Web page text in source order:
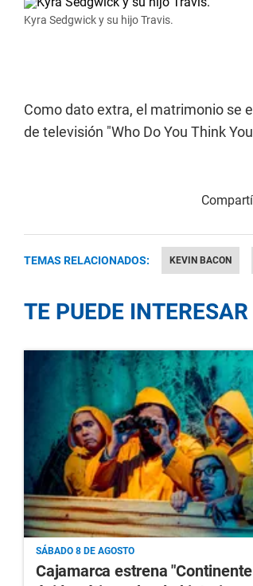
Kyra Sedgwick y su hijo Travis.
Como dato extra, el matrimonio se
de televisión "Who Do You Think
TEMAS RELACIONADOS: KEVIN BACON
TE PUEDE INTERESAR
SÁBADO 8 DE AGOSTO
Cajamarca estrena